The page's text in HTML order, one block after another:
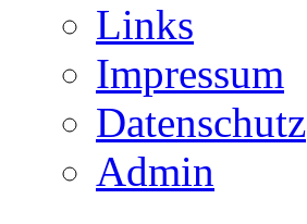
Links
Impressum
Datenschutz
Admin